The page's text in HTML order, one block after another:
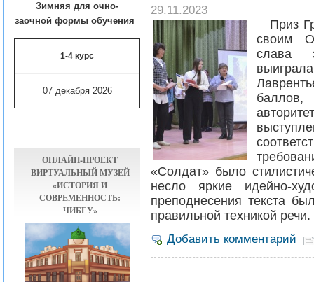
Зимняя для очно-
заочной формы обучения
1-4 курс
07 декабря 2026
ОНЛАЙН-ПРОЕКТ
ВИРТУАЛЬНЫЙ МУЗЕЙ
«ИСТОРИЯ И
СОВРЕМЕННОСТЬ:
ЧИБГУ»
29.11.2023
Приз
своим
слава
баллов,
«Солдат» было
несло яркие идейно-
преподнесения текста
правильной техникой речи.
Добавить комментарий